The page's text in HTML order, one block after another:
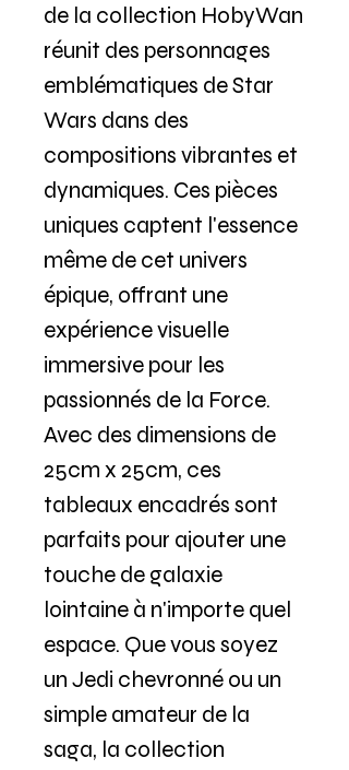
de la collection HobyWan
réunit des personnages
emblématiques de Star
Wars dans des
compositions vibrantes et
dynamiques. Ces pièces
uniques captent l'essence
même de cet univers
épique, offrant une
expérience visuelle
immersive pour les
passionnés de la Force.
Avec des dimensions de
25cm x 25cm, ces
tableaux encadrés sont
parfaits pour ajouter une
touche de galaxie
lointaine à n'importe quel
espace. Que vous soyez
un Jedi chevronné ou un
simple amateur de la
saga, la collection